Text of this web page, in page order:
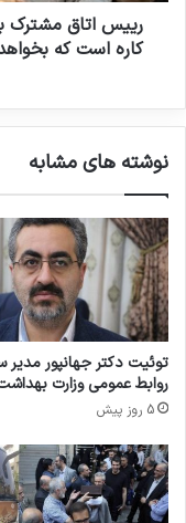
و
ک
ی
ن
ا
س
ی
و
ن
3
8
0
ک
ن
س
ب
ز
ا
ن
ی
ا
ی
ر
ا
ن
و
چ
ی
ن
:
رییس اتاق مشترک
کاره است که
نوشته های مشابه
توئیت دکتر جهانپور مدیر
روابط عمومی وزارت
5 روز پیش